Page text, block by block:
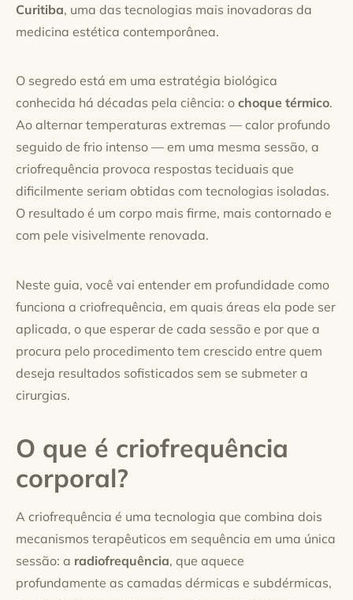
Curitiba, uma das tecnologias mais inovadoras da
medicina estética contemporânea.
O segredo está em uma estratégia biológica
conhecida há décadas pela ciência: ochoque térmico.
Ao alternar temperaturas extremas — calor profundo
seguido de frio intenso — em uma mesma sessão, a
criofrequência provoca respostas teciduais que
dificilmente seriam obtidas com tecnologias isoladas.
O resultado é um corpo mais firme, mais contornado e
com pele visivelmente renovada.
Neste guia, você vai entender em profundidade como
funciona a criofrequência, em quais áreas ela pode ser
aplicada, o que esperar de cada sessão e por que a
procura pelo procedimento tem crescido entre quem
deseja resultados sofisticados sem se submeter a
cirurgias.
O que é criofrequência
corporal?
A criofrequência é uma tecnologia que combina dois
mecanismos terapêuticos em sequência em uma única
sessão: a radiofrequência, que aquece
profundamente as camadas dérmicas e subdérmicas,